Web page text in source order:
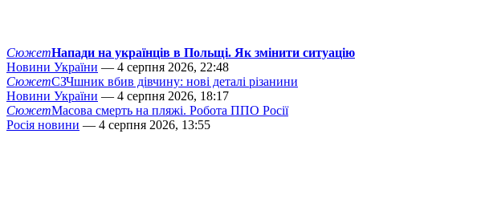
СюжетНапади на українців в Польщі. Як змінити ситуацію
Новини України — 4 серпня 2026, 22:48
СюжетСЗЧшник вбив дівчину: нові деталі різанини
Новини України — 4 серпня 2026, 18:17
СюжетМасова смерть на пляжі. Робота ППО Росії
Росія новини — 4 серпня 2026, 13:55